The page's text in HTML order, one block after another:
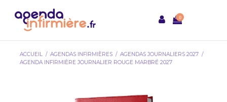
0
ACCUEIL AGENDAS INFIRMIÈRES
AGENDAS JOURNALIERS 2027
AGENDA INFIRMIÈRE JOURNALIER ROUGE MARBRÉ 2027